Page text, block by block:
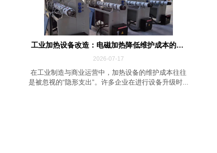
工业加热设备改造：电磁加热降低维护成本的四...
2026-07-17
在工业制造与商业运营中，加热设备的维护成本往往
是被忽视的“隐形支出”。许多企业在进行设备升级时...